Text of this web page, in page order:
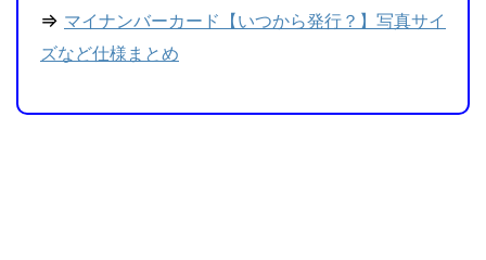
⇒ マイナンバーカード【いつから発行？】写真サイ
ズなど仕様まとめ